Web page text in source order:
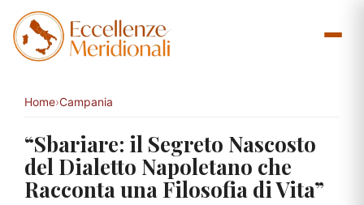
contenuto
Home›Campania
“Sbariare: il Segreto Nascosto
del Dialetto Napoletano che
Racconta una Filosofia di Vita”